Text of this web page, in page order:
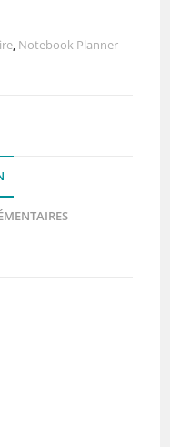
, Notebook Planner